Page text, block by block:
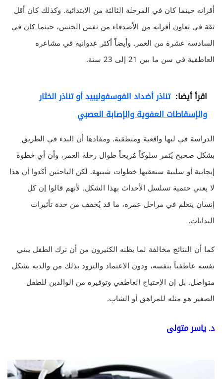
أقرانه حينما كان في المرحلة الثالثة من الابتدائية. وكذلك كان أقل
ثقة في تعاون أقرانه من الأصدقاء من نفس الجنس، حينما كان في
السادسة عشرة من العمر. وأيضاً أكثر عدوانية في مشاعره
العاطفية في سن ما بين 21 إلى 23 سنة.
اقرأ أيضا: تناذر أضداد الفوسفوليبيد أو تناذر الخثار
والإسقاطات العفوية والإصابة العصبي
الدراسة في لبها واقعية ومنطقية. ومفادها أن البدء في الطريق
بشكل صحيح يُثمر سلوكاً مُريحاً طوال رحلة العمر، وأن أي خطوة
إيجابية أو سلبية ستعقبها خطوات شبيهة. لكن الباحثين أكدوا أن هذا
لا يعني حتمية تسلسل الأحداث بهذا الشكل. لأنهم قالوا إن كل
إنسان يتعلم في مراحل عمره، ما قد يُخفف من حدة تأثيرات
البدايات.
كما أن النتائج مخالفة لما يظنه الكثيرون من أن ترك الطفل يبني
نفسه عاطفياً بنفسه، ودون الاعتماد والتزود بذلك من والديه بشكل
متواصل. بل إن الإحتياج العاطفي وتوفيره من الوالدين للطفل
الصغير هو مثله للمراهق أو الشاب.
د. ياسر متولى